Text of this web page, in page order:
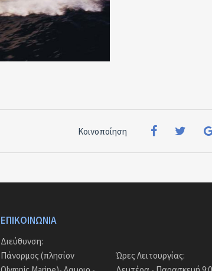
Κοινοποίηση
ΕΠΙΚΟΙΝΩΝΊΑ
Διεύθυνση:
Πάνορμος (πλησίον
Ώρες Λειτουργίας: